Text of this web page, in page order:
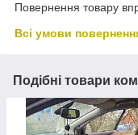
Повернення товару
Всі умови
Подібні товари